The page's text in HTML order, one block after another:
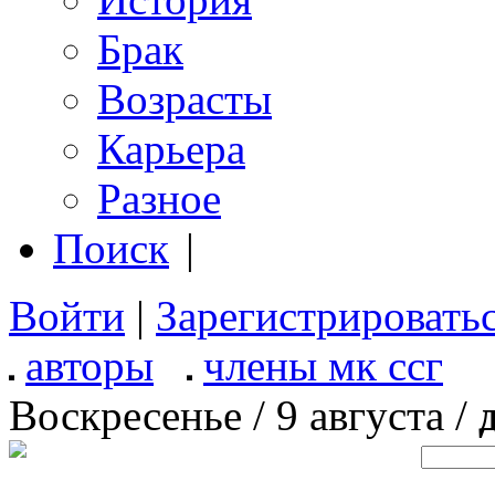
Брак
Возрасты
Карьера
Разное
Поиск |
Войти |
авторы
члены мк ссг
Воскресенье / 9 августа /